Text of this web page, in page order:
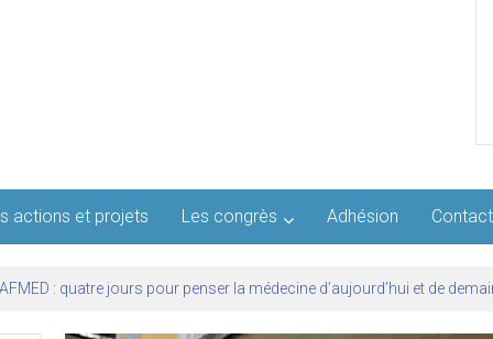
actions et projets Les congrès Adhésion
: quatre jours pour penser la médecine d’aujourd’hui et de